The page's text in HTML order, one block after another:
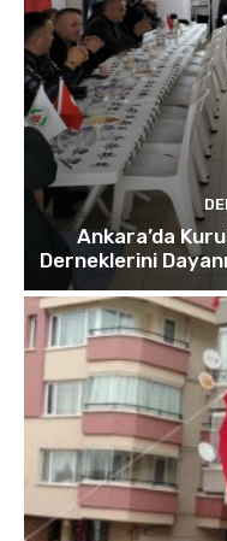
Ankara’da
Derneklerini